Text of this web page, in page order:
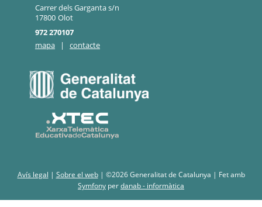
Carrer dels Garganta s/n
17800 Olot
972 270107
mapa
| contacte
Avís legal | Sobre el web| ©2026 Generalitat de Catalunya | Fet amb
Symfony perdanab - informàtica